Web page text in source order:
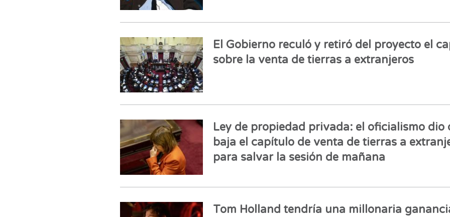
El Gobierno reculó y retiró del proyecto el
sobre la venta de tierras a extranjeros
Ley de propiedad privada: el oficialismo dio
baja el capítulo de venta de tierras a
para salvar la sesión de mañana
Tom Holland tendría una millonaria